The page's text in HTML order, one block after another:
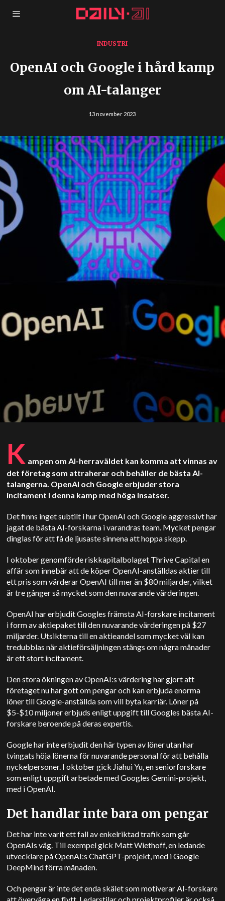
INDUSTRI
OpenAI och Google i hård kamp
om AI-talanger
13 november 2023
K ampen om AI-herraväldet kan komma att vinnas av
det företag som attraherar och behåller de bästa AI-
talangerna. OpenAI och Google erbjuder stora
incitament i denna kamp med höga insatser.
Det finns inget subtilt i hur OpenAI och Google aggressivt har
jagat de bästa AI-forskarna i varandras team. Mycket pengar
dinglas för att få de ljusaste sinnena att hoppa skepp.
I oktober genomförde riskkapitalbolaget Thrive Capital en
affär som innebär att de köper OpenAI-anställdas aktier till
ett pris som värderar OpenAI till mer än $80 miljarder, vilket
är tre gånger så mycket som den nuvarande värderingen.
OpenAI har erbjudit Googles främsta AI-forskare incitament
i form av aktiepaket till den nuvarande värderingen på $27
miljarder. Utsikterna till en aktieandel som mycket väl kan
tredubblas när aktieförsäljningen stängs om några månader
är ett stort incitament.
Den stora ökningen av OpenAI:s värdering har gjort att
företaget nu har gott om pengar och kan erbjuda enorma
löner till Google-anställda som vill byta karriär. Löner på
$5-$10 miljoner erbjuds enligt uppgift till Googles bästa AI-
forskare beroende på deras expertis.
Google har inte erbjudit den här typen av löner utan har
tvingats höja lönerna för nuvarande personal för att behålla
nyckelpersoner. I oktober gick Jiahui Yu, en seniorforskare
som enligt uppgift arbetade med Googles Gemini-projekt,
med i OpenAI.
Det handlar inte bara om pengar
Det har inte varit ett fall av enkelriktad trafik som går
OpenAIs väg. Till exempel gick Matt Wiethoff, en ledande
utvecklare på OpenAI:s ChatGPT-projekt, med i Google
DeepMind förra månaden.
Och pengar är inte det enda skälet som motiverar AI-forskare